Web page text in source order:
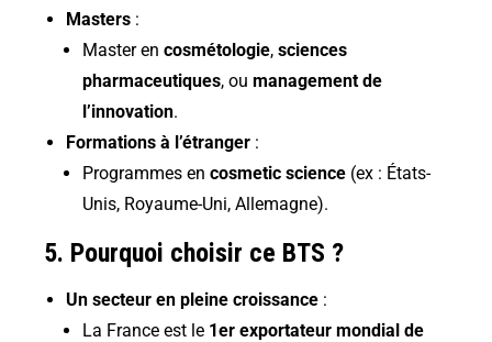
Masters :
Master en cosmétologie, sciences
pharmaceutiques, ou management de
l’innovation.
Formations à l’étranger :
Programmes en cosmetic science (ex : États-
Unis, Royaume-Uni, Allemagne).
5. Pourquoi choisir ce BTS ?
Un secteur en pleine croissance :
La France est le 1er exportateur mondial de